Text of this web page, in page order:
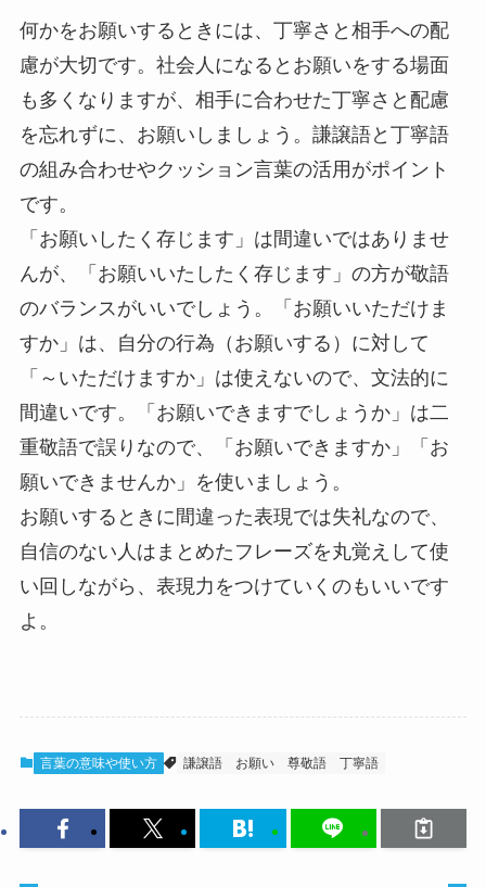
何かをお願いするときには、丁寧さと相手への配
慮が大切です。社会人になるとお願いをする場面
も多くなりますが、相手に合わせた丁寧さと配慮
を忘れずに、お願いしましょう。謙譲語と丁寧語
の組み合わせやクッション言葉の活用がポイント
です。
「お願いしたく存じます」は間違いではありませ
んが、「お願いいたしたく存じます」の方が敬語
のバランスがいいでしょう。「お願いいただけま
すか」は、自分の行為（お願いする）に対して
「～いただけますか」は使えないので、文法的に
間違いです。「お願いできますでしょうか」は二
重敬語で誤りなので、「お願いできますか」「お
願いできませんか」を使いましょう。
お願いするときに間違った表現では失礼なので、
自信のない人はまとめたフレーズを丸覚えして使
い回しながら、表現力をつけていくのもいいです
よ。
言葉の意味や使い方 謙譲語 お願い 尊敬語 丁寧語